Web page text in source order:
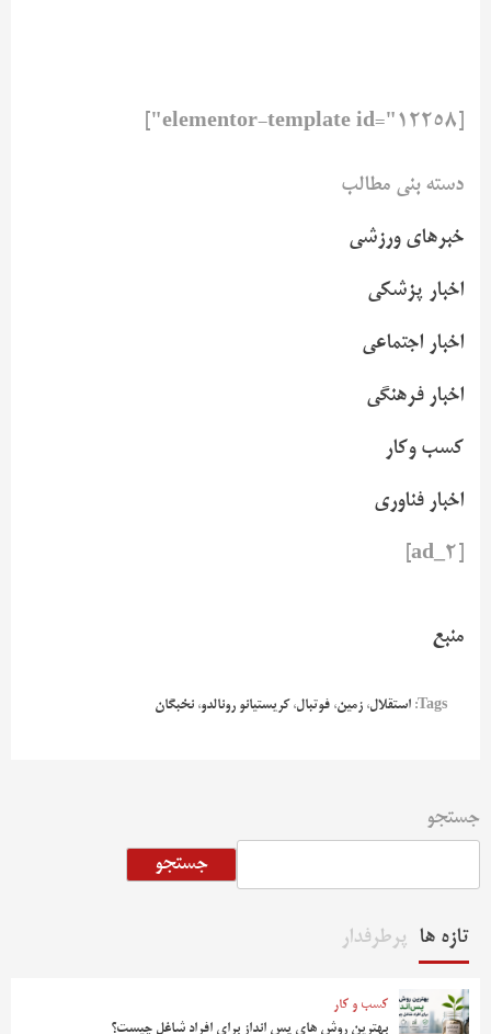
دسته بنی مطالب
خبرهای ورزشی
اخبار پزشکی
اخبار اجتماعی
اخبار فرهنگی
کسب وکار
اخبار فناوری
منبع
Tags: استقلال، زمین، فوتبال، کریستیانو رونالدو، نخبگان
جستجو
جستجو
تازه ها پرطرفدار
کسب و کار
بهترین روش‌ های پس‌ انداز برای افراد شاغل چیست؟